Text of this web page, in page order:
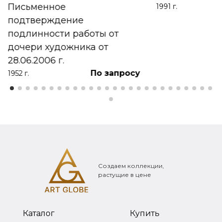
Письменное
подтверждение
подлинности работы от
дочери художника от
28.06.2006 г.
1952 г. По запросу
1991 г.
Создаем коллекции,
растущие в цене
Каталог Купить